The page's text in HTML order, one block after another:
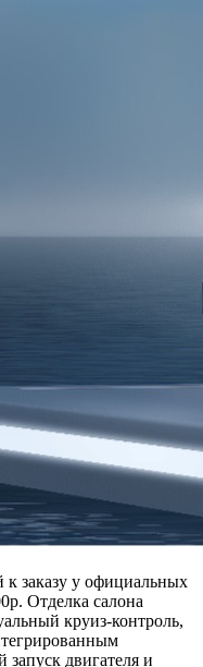
к заказу у официальных
Отделка салона
круиз-контроль,
двигателя и